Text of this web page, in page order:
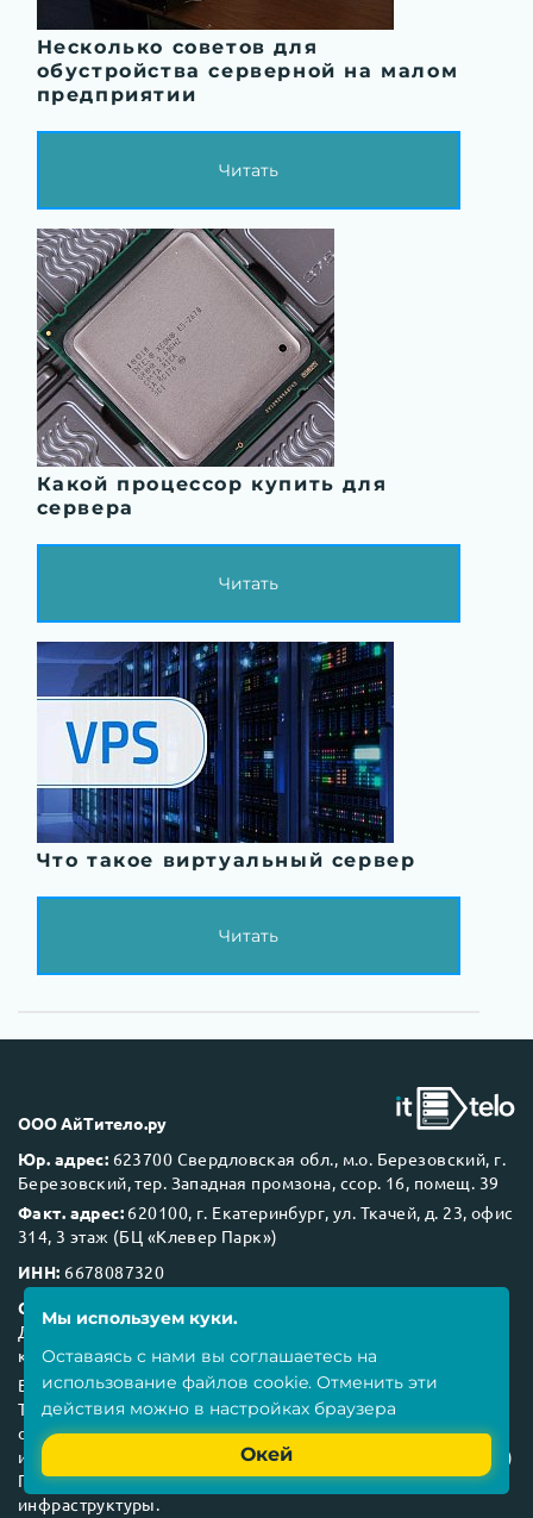
Несколько советов для
обустройства серверной на малом
предприятии
Читать
Какой процессор купить для
сервера
Читать
Что такое виртуальный сервер
Читать
ООО АйТитело.ру
Юр. адрес: 623700 Свердловская обл., м.о. Березовский, г.
Березовский, тер. Западная промзона, ссор. 16, помещ. 39
Факт. адрес: 620100, г. Екатеринбург, ул. Ткачей, д. 23, офис
314, 3 этаж (БЦ «Клевер Парк»)
ИНН: 6678087320
Основной вид деятельности по ОКВЭД2 62.02
Деятельность консультативная и работы в области
компьютерных технологий
Вид деятельности в области информационных технологий:
Торговля (поставка) розничная и оптовая ПАК и
оборудованием, его компонентами, оборудованием ИТ-
инфраструктуры, предоставление в лизинг, аренду (прокат)
ПАК и оборудования, его компонентов, оборудования ИТ-
инфраструктуры.
Мы используем куки.
Оставаясь с нами вы соглашаетесь на
использование файлов cookie. Отменить эти
действия можно в настройках браузера
Окей